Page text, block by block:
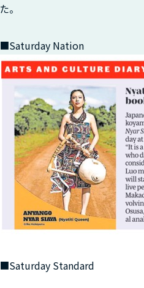
た。
■Saturday Nation
■Saturday Standard